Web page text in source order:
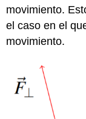
movimiento.
el caso en el
movimiento.